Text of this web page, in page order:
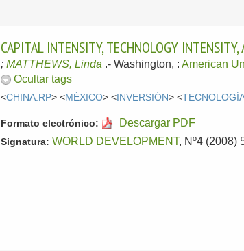
CAPITAL INTENSITY, TECHNOLOGY
;MATTHEWS, Linda .-Washington, :American
Ocultar tags
<CHINA.RP> <MÉXICO> <INVERSIÓN> <
Formato electrónico: Descargar PDF
Signatura: WORLD DEVELOPMENT, Nº4 (2008)